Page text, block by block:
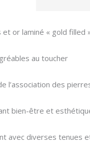
or laminé « gold filled
au toucher
l’association des
bien-être et
avec diverses tenues